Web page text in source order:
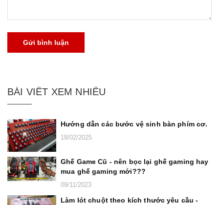
Gửi bình luận
BÀI VIẾT XEM NHIỀU
Hướng dẫn các bước vệ sinh bàn phím cơ.
18/02/2025
Ghế Game Cũ - nên bọc lại ghế gaming hay
mua ghế gaming mới???
09/11/2023
Làm lót chuột theo kích thước yêu cầu -